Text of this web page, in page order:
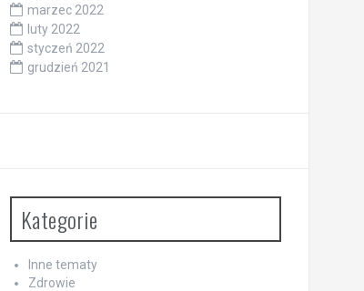
marzec 2022
luty 2022
styczeń 2022
grudzień 2021
Kategorie
Inne tematy
Zdrowie